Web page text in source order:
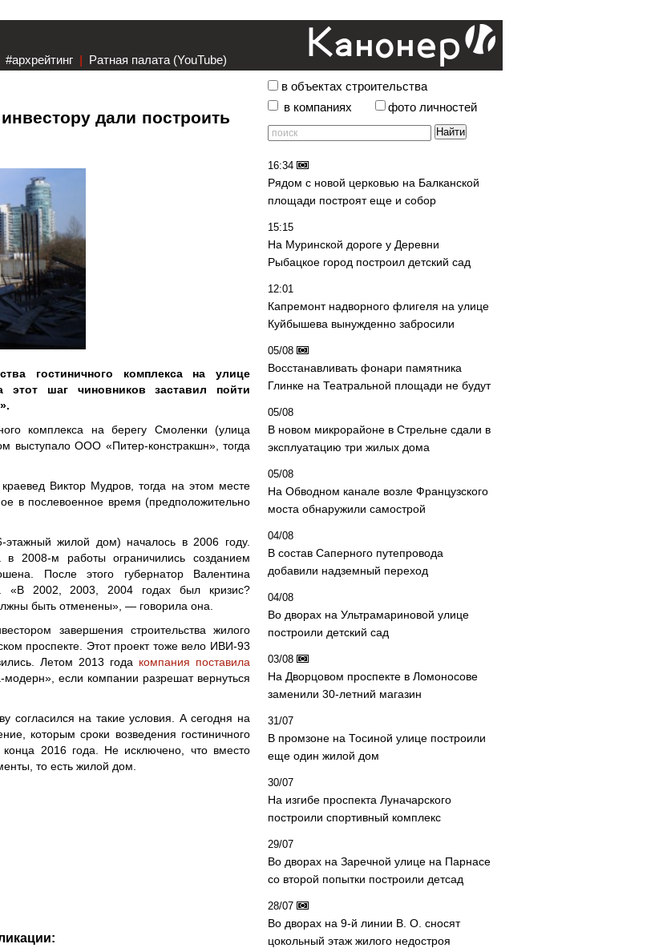
#архрейтинг | Ратная палата (YouTube)
дали построить
гостиничного комплекса на улице
шаг чиновников заставил пойти
комплекса на берегу Смоленки (улица
выступало ООО «Питер-констракшн», тогда
Виктор Мудров, тогда на этом месте
в послевоенное время (предположительно
этажный жилой дом) началось в 2006 году.
2008-м работы ограничились созданием
После этого губернатор Валентина
. «В 2002, 2003, 2004 годах был кризис?
быть отменены», — говорила она.
завершения строительства жилого
проспекте. Этот проект тоже вело ИВИ-93
Летом 2013 года компания поставила
модерн», если компании разрешат вернуться
согласился на такие условия. А сегодня на
которым сроки возведения гостиничного
2016 года. Не исключено, что вместо
то есть жилой дом.
в объектах строительства
в компаниях
фото личностей
16:34
Рядом с новой церковью на Балканской
площади построят еще и собор
15:15
На Муринской дороге у Деревни
Рыбацкое город построил детский сад
12:01
Капремонт надворного флигеля на улице
Куйбышева вынужденно забросили
05/08
Восстанавливать фонари памятника
Глинке на Театральной площади не будут
05/08
В новом микрорайоне в Стрельне сдали в
эксплуатацию три жилых дома
05/08
На Обводном канале возле Французского
моста обнаружили самострой
04/08
В состав Саперного путепровода
добавили надземный переход
04/08
Во дворах на Ультрамариновой улице
построили детский сад
03/08
На Дворцовом проспекте в Ломоносове
заменили 30-летний магазин
31/07
В промзоне на Тосиной улице построили
еще один жилой дом
30/07
На изгибе проспекта Луначарского
построили спортивный комплекс
29/07
Во дворах на Заречной улице на Парнасе
со второй попытки построили детсад
28/07
Во дворах на 9-й линии В. О. сносят
цокольный этаж жилого недостроя